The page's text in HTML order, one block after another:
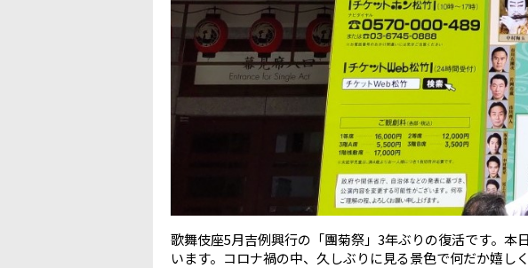
歌舞伎座5月吉例興行の「團菊祭」3年ぶりの復活です。本
います。コロナ禍の中、久しぶりに見る景色で何だか嬉し